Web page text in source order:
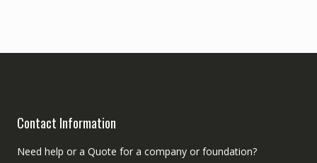
Contact Information
Need help or a Quote for a company or foundation?